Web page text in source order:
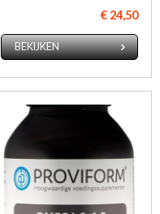
€ 24,50
BEKIJKEN